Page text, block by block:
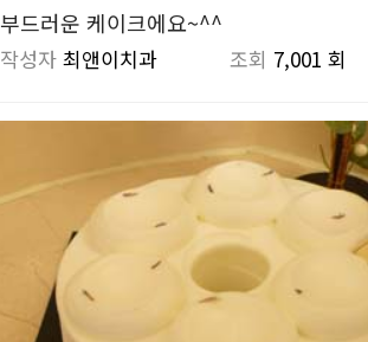
부드러운 케이크에요~^^
작성자최앤이치과 조회 7,001 회